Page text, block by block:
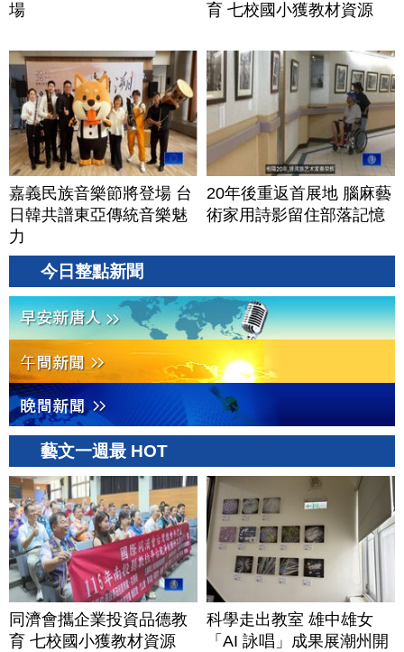
場
育 七校國小獲教材資源
嘉義民族音樂節將登場 台
日韓共譜東亞傳統音樂魅
力
20年後重返首展地 腦麻藝
術家用詩影留住部落記憶
今日整點新聞
藝文一週最 HOT
同濟會攜企業投資品德教
育 七校國小獲教材資源
科學走出教室 雄中雄女
「AI 詠唱」成果展潮州開